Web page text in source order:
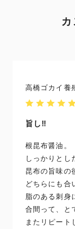
高橋ゴカイ養
旨し‼️
根昆布醤油。
しっかりとし
昆布の旨味の
どちらにも合
脂のある刺身
合間って、と
またリピート